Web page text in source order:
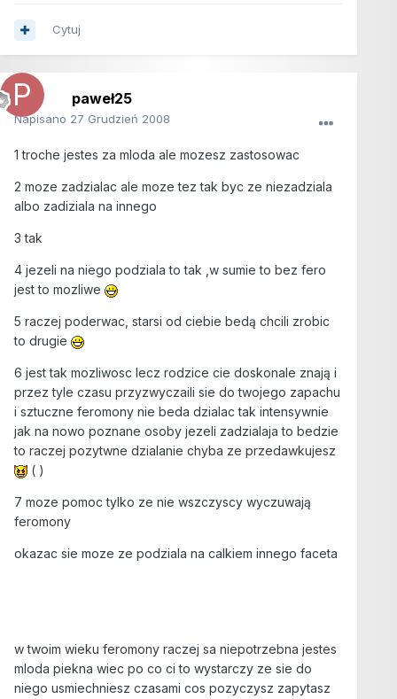
Cytuj
paweł25
Napisano 27 Grudzień 2008
1 troche jestes za mloda ale mozesz zastosowac
2 moze zadzialac ale moze tez tak byc ze niezadziala
albo zadiziala na innego
3 tak
4 jezeli na niego podziala to tak ,w sumie to bez fero
jest to mozliwe
5 raczej poderwac, starsi od ciebie bedą chcili zrobic
to drugie
6 jest tak mozliwosc lecz rodzice cie doskonale znają i
przez tyle czasu przyzwyczaili sie do twojego zapachu
i sztuczne feromony nie beda dzialac tak intensywnie
jak na nowo poznane osoby jezeli zadzialaja to bedzie
to raczej pozytwne dzialanie chyba ze przedawkujesz
( )
7 moze pomoc tylko ze nie wszczyscy wyczuwają
feromony
okazac sie moze ze podziala na calkiem innego faceta
w twoim wieku feromony raczej sa niepotrzebna jestes
mloda piekna wiec po co ci to wystarczy ze sie do
niego usmiechniesz czasami cos pozyczysz zapytasz